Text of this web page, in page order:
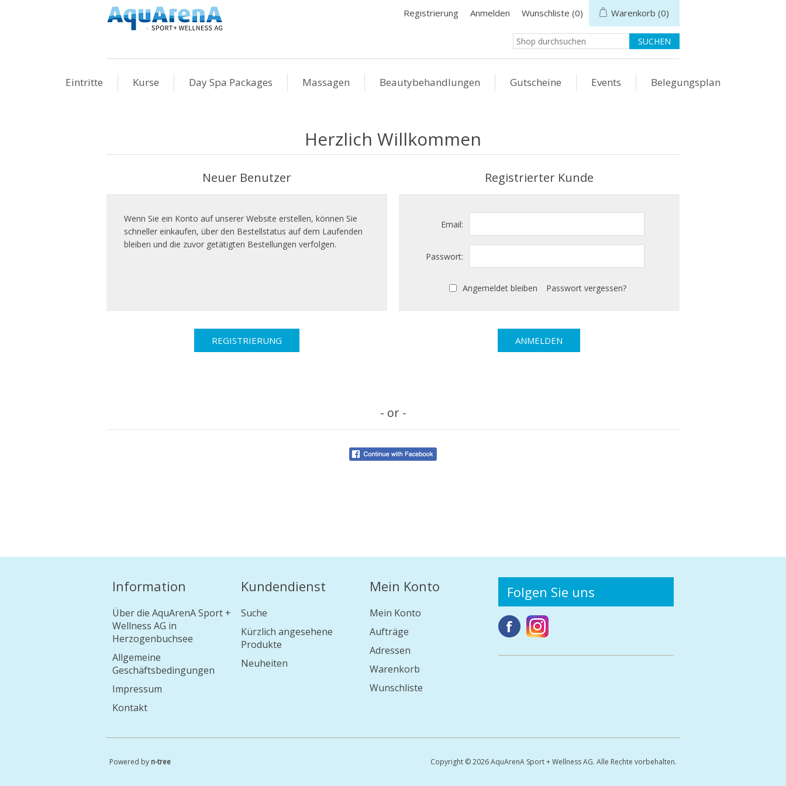
Registrierung Anmelden Wunschliste (0) Warenkorb (0)
Eintritte Kurse Day Spa Packages Massagen Beautybehandlungen Gutscheine Events Belegungsplan
Herzlich Willkommen
Neuer Benutzer
Wenn Sie ein Konto auf unserer Website erstellen, können Sie
schneller einkaufen, über den Bestellstatus auf dem Laufenden
bleiben und die zuvor getätigten Bestellungen verfolgen.
Registrierter Kunde
Email:
Passwort:
Angemeldet bleiben Passwort vergessen?
- or -
Information
Über die AquArenA Sport +
Wellness AG in
Herzogenbuchsee
Allgemeine
Geschäftsbedingungen
Impressum
Kontakt
Kundendienst
Suche
Kürzlich angesehene
Produkte
Neuheiten
Mein Konto
Mein Konto
Aufträge
Adressen
Warenkorb
Wunschliste
Folgen Sie uns
Copyright © 2026 AquArenA Sport + Wellness AG. Alle Rechte vorbehalten.
Powered by n-tree